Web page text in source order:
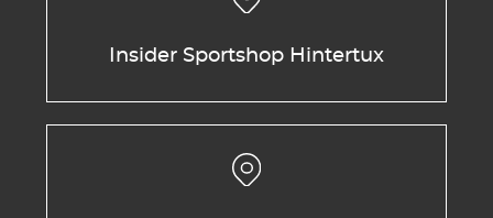
Insider Sportshop Hintertux